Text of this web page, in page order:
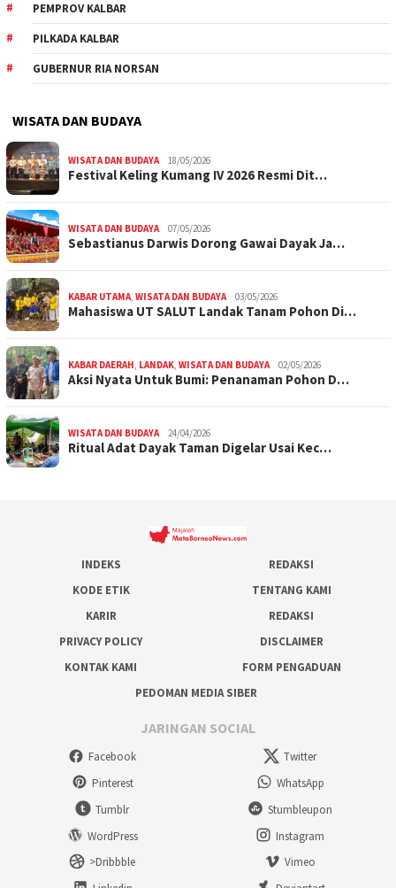
PEMPROV KALBAR
PILKADA KALBAR
GUBERNUR RIA NORSAN
WISATA DAN BUDAYA
WISATA DAN BUDAYA 18/05/2026
Festival Keling Kumang IV 2026 Resmi Dit…
WISATA DAN BUDAYA 07/05/2026
Sebastianus Darwis Dorong Gawai Dayak Ja…
KABAR UTAMA, WISATA DAN BUDAYA 03/05/2026
Mahasiswa UT SALUT Landak Tanam Pohon Di…
KABAR DAERAH, LANDAK, WISATA DAN BUDAYA 02/05/2026
Aksi Nyata Untuk Bumi: Penanaman Pohon D…
WISATA DAN BUDAYA 24/04/2026
Ritual Adat Dayak Taman Digelar Usai Kec…
INDEKS
REDAKSI
KODE ETIK
TENTANG KAMI
KARIR
REDAKSI
PRIVACY POLICY
DISCLAIMER
KONTAK KAMI
FORM PENGADUAN
PEDOMAN MEDIA SIBER
JARINGAN SOCIAL
Facebook
Twitter
Pinterest
WhatsApp
Tumblr
Stumbleupon
WordPress
Instagram
>Dribbble
Vimeo